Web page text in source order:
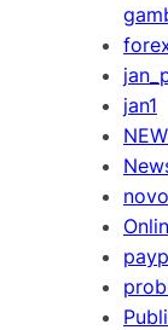
jan1
NEW